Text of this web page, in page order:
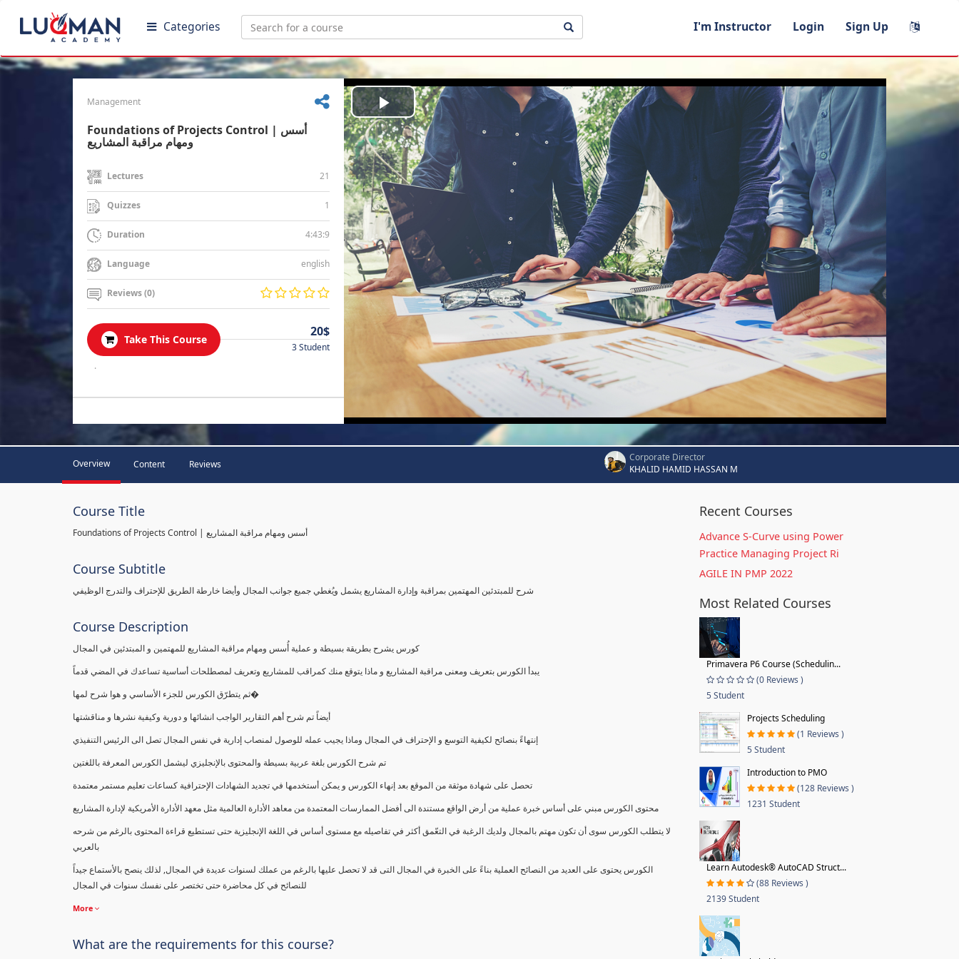
Categories I'm Instructor Login Sign Up
Management
Foundations of Projects Control | أسس
ومهام مراقبة المشاريع
Lectures 21
Quizzes 1
Duration 4:43:9
Language english
Reviews (0)
Take This Course
20$
3 Student
.
Play
Video
Overview Content Reviews
Corporate Director
KHALID HAMID HASSAN M
Course Title
Foundations of Projects Control | أسس ومهام مراقبة المشاريع
Course Subtitle
شرح للمبتدئين المهتمين بمراقبة وإدارة المشاريع يشمل ويُغطي جميع جوانب المجال وأيضا خارطة الطريق للإحتراف والتدرج الوظيفي
Course Description
كورس يشرح بطريقة بسيطة و عملية أُسس ومهام مراقبة المشاريع للمهتمين و المبتدئين في المجال
يبدأ الكورس بتعريف ومعنى مراقبة المشاريع و ماذا يتوقع منك كمراقب للمشاريع وتعريف لمصطلحات أساسية تساعدك في المضي قدماً
ثم يتطرّق الكورس للجزء الأساسي و هوا شرح لمها�
أيضاً تم شرح أهم التقارير الواجب انشائها و دورية وكيفية نشرها و مناقشتها
إنتهاءً بنصائح لكيفية التوسع و الإحتراف في المجال وماذا يجيب عمله للوصول لمنصاب إدارية في نفس المجال تصل الى الرئيس التنفيذي
تم شرح الكورس بلغة عربية بسيطة والمحتوى بالإنجليزي ليشمل الكورس المعرفة باللغتين
تحصل على شهادة موثقة من الموقع بعد إنهاء الكورس و يمكن أستخدمها في تجديد الشهادات الإحترافية كساعات تعليم مستمر معتمدة
محتوى الكورس مبني على أساس خبرة عملية من أرض الواقع مستندة الى أفضل الممارسات المعتمدة من معاهد الأدارة العالمية مثل معهد الأدارة الأمريكية لإدارة المشاريع
لا يتطلب الكورس سوى أن تكون مهتم بالمجال ولديك الرغبة في التعّمق أكثر في تفاصيله مع مستوى أساس في اللغة الإنجليزية حتى تستطيع قراءة المحتوى بالرغم من شرحه
بالعربي
الكورس يحتوى على العديد من النصائح العملية بناءً على الخبرة في المجال التى قد لا تحصل عليها بالرغم من عملك لسنوات عديدة في المجال, لذلك ينصح بالأستماع جيداً
للنصائح في كل محاضرة حتى تختصر على نفسك سنوات في المجال
More
What are the requirements for this course?
Recent Courses
Advance S-Curve using Power
Practice Managing Project Ri
AGILE IN PMP 2022
Most Related Courses
Primavera P6 Course (Schedulin...
(0 Reviews )
5 Student
Projects Scheduling
(1 Reviews )
5 Student
Introduction to PMO
(128 Reviews )
1231 Student
Learn Autodesk® AutoCAD Struct...
(88 Reviews )
2139 Student